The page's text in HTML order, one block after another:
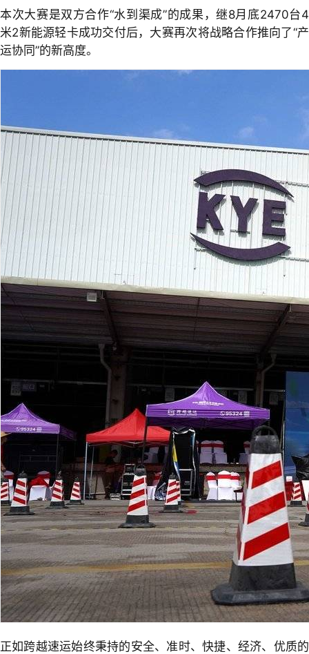
本次大赛是双方合作“水到渠成”的成果，继8月底2470台4
米2新能源轻卡成功交付后，大赛再次将战略合作推向了“产
运协同”的新高度。
正如跨越速运始终秉持的安全、准时、快捷、经济、优质的